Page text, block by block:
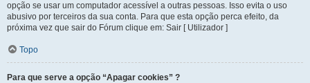
opção se usar um computador acessível a outras pessoas. Isso evita o uso
abusivo por terceiros da sua conta. Para que esta opção perca efeito, da
próxima vez que sair do Fórum clique em: Sair [ Utilizador ]
Topo
Para que serve a opção “Apagar cookies” ?